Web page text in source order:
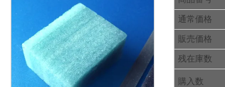
通常価格
販売価格
残在庫数
購入数